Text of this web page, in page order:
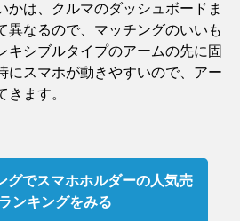
かは、クルマのダッシュボードま
異なるので、マッチングのいいも
キシブルタイプのアームの先に固
にスマホが動きやすいので、アー
きます。
グでスマホホルダーの人気売
ンキングをみる